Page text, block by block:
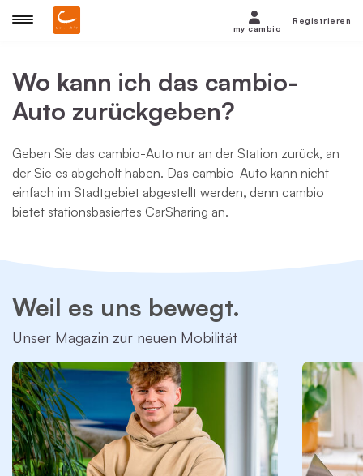
Wo kann ich das cambio-
Auto zurückgeben?
Geben Sie das cambio-Auto nur an der Station zurück, an
der Sie es abgeholt haben. Das cambio-Auto kann nicht
einfach im Stadtgebiet abgestellt werden, denn cambio
bietet stationsbasiertes CarSharing an.
Weil es uns bewegt.
Unser Magazin zur neuen Mobilität
my cambio
Registrieren